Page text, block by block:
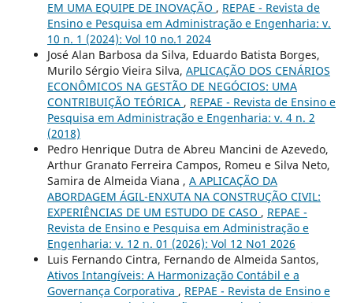
EM UMA EQUIPE DE INOVAÇÃO , REPAE - Revista de
Ensino e Pesquisa em Administração e Engenharia: v.
10 n. 1 (2024): Vol 10 no.1 2024
José Alan Barbosa da Silva, Eduardo Batista Borges,
Murilo Sérgio Vieira Silva, APLICAÇÃO DOS CENÁRIOS
ECONÔMICOS NA GESTÃO DE NEGÓCIOS: UMA
CONTRIBUIÇÃO TEÓRICA , REPAE - Revista de Ensino e
Pesquisa em Administração e Engenharia: v. 4 n. 2
(2018)
Pedro Henrique Dutra de Abreu Mancini de Azevedo,
Arthur Granato Ferreira Campos, Romeu e Silva Neto,
Samira de Almeida Viana , A APLICAÇÃO DA
ABORDAGEM ÁGIL-ENXUTA NA CONSTRUÇÃO CIVIL:
EXPERIÊNCIAS DE UM ESTUDO DE CASO , REPAE -
Revista de Ensino e Pesquisa em Administração e
Engenharia: v. 12 n. 01 (2026): Vol 12 No1 2026
Luis Fernando Cintra, Fernando de Almeida Santos,
Ativos Intangíveis: A Harmonização Contábil e a
Governança Corporativa , REPAE - Revista de Ensino e